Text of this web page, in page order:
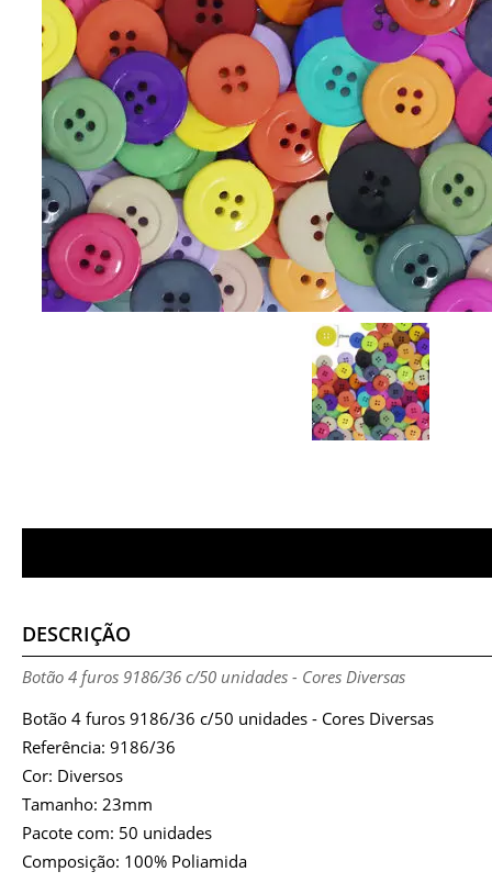
DESCRIÇÃO
Botão 4 furos 9186/36 c/50 unidades - Cores Diversas
Botão 4 furos 9186/36 c/50 unidades - Cores Diversas
Referência: 9186/36
Cor: Diversos
Tamanho: 23mm
Pacote com: 50 unidades
Composição: 100% Poliamida